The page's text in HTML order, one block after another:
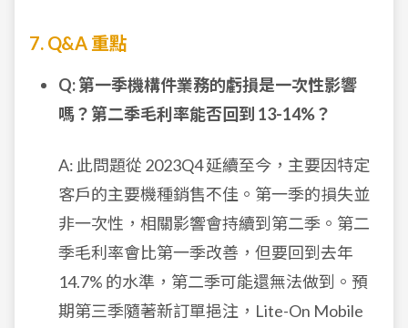
7. Q&A 重點
Q: 第一季機構件業務的虧損是一次性影響
嗎？第二季毛利率能否回到 13-14%？
A: 此問題從 2023Q4 延續至今，主要因特定
客戶的主要機種銷售不佳。第一季的損失並
非一次性，相關影響會持續到第二季。第二
季毛利率會比第一季改善，但要回到去年
14.7% 的水準，第二季可能還無法做到。預
期第三季隨著新訂單挹注，Lite-On Mobile